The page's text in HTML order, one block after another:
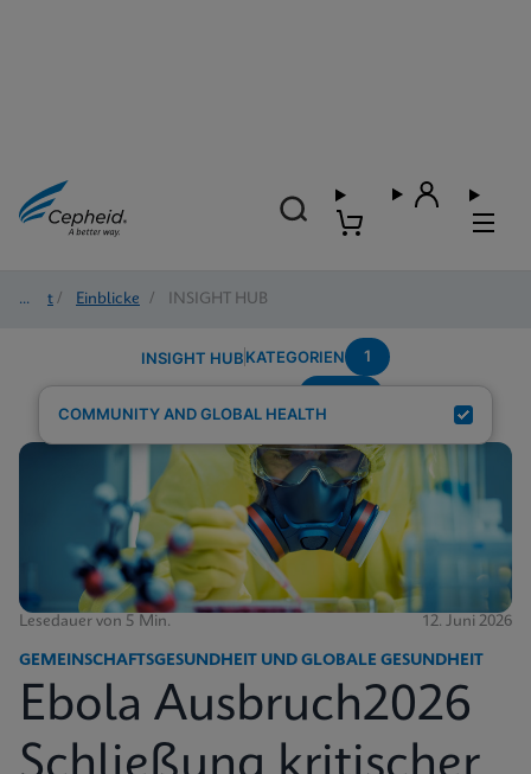
Start / Einblicke / INSIGHT HUB
INSIGHT HUBKATEGORIEN 1
COMMUNITY AND GLOBAL HEALTH
Lesedauer von 5 Min. 12. Juni 2026
GEMEINSCHAFTSGESUNDHEIT UND GLOBALE GESUNDHEIT
Ebola Ausbruch2026